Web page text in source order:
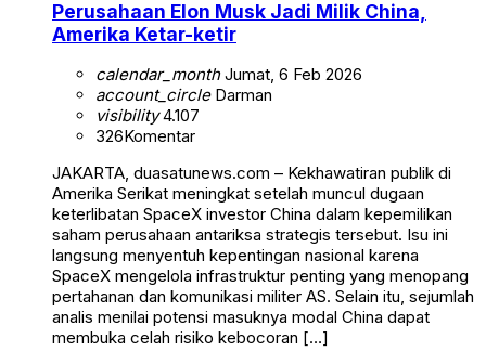
Perusahaan Elon Musk Jadi Milik China,
Amerika Ketar-ketir
calendar_monthJumat, 6 Feb 2026
account_circleDarman
visibility4.107
326Komentar
JAKARTA, duasatunews.com – Kekhawatiran publik di
Amerika Serikat meningkat setelah muncul dugaan
keterlibatan SpaceX investor China dalam kepemilikan
saham perusahaan antariksa strategis tersebut. Isu ini
langsung menyentuh kepentingan nasional karena
SpaceX mengelola infrastruktur penting yang menopang
pertahanan dan komunikasi militer AS. Selain itu, sejumlah
analis menilai potensi masuknya modal China dapat
membuka celah risiko kebocoran […]